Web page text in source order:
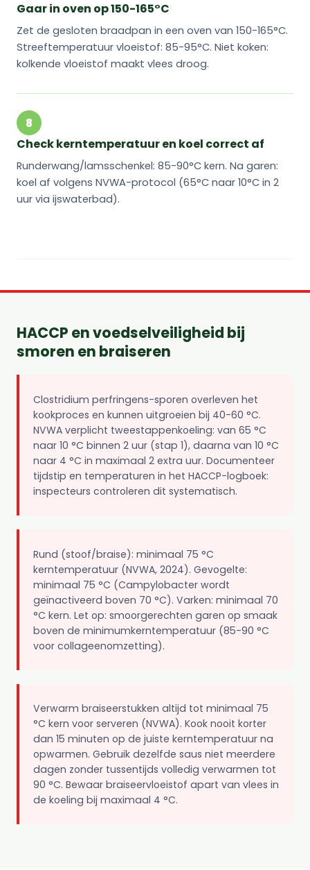
Gaar in oven op 150-165°C
Zet de gesloten braadpan in een oven van 150-165°C.
Streeftemperatuur vloeistof: 85-95°C. Niet koken:
kolkende vloeistof maakt vlees droog.
8
Check kerntemperatuur en koel correct af
Runderwang/lamsschenkel: 85-90°C kern. Na garen:
koel af volgens NVWA-protocol (65°C naar 10°C in 2
uur via ijswaterbad).
HACCP en voedselveiligheid bij
smoren en braiseren
Clostridium perfringens-sporen overleven het
kookproces en kunnen uitgroeien bij 40-60 °C.
NVWA verplicht tweestappenkoeling: van 65 °C
naar 10 °C binnen 2 uur (stap 1), daarna van 10 °C
naar 4 °C in maximaal 2 extra uur. Documenteer
tijdstip en temperaturen in het HACCP-logboek:
inspecteurs controleren dit systematisch.
Rund (stoof/braise): minimaal 75 °C
kerntemperatuur (NVWA, 2024). Gevogelte:
minimaal 75 °C (Campylobacter wordt
geïnactiveerd boven 70 °C). Varken: minimaal 70
°C kern. Let op: smoorgerechten garen op smaak
boven de minimumkerntemperatuur (85-90 °C
voor collageenomzetting).
Verwarm braiseerstukken altijd tot minimaal 75
°C kern voor serveren (NVWA). Kook nooit korter
dan 15 minuten op de juiste kerntemperatuur na
opwarmen. Gebruik dezelfde saus niet meerdere
dagen zonder tussentijds volledig verwarmen tot
90 °C. Bewaar braiseervloeistof apart van vlees in
de koeling bij maximaal 4 °C.